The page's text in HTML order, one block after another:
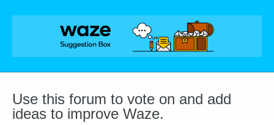
Skip
Use this forum to vote on and add
ideas to improve Waze.